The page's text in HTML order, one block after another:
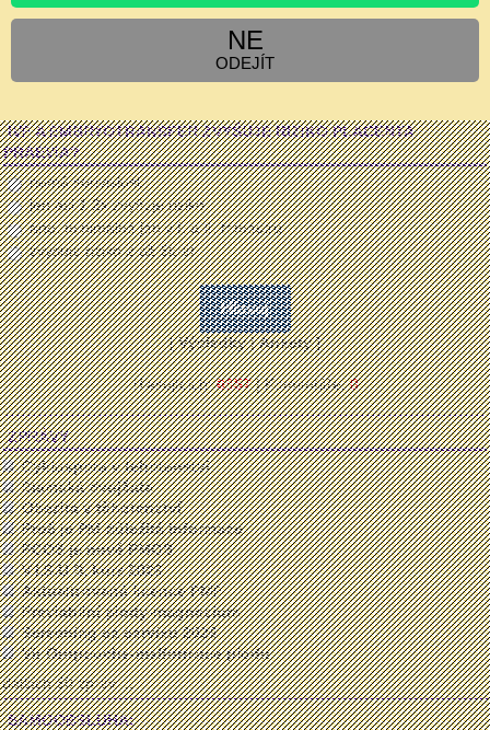
NE
ODEJÍT
ZPRÁVY
Cyklospora v tehotenstvi
Siamská dvojčata
Obezita v těhotenství
Proč je PM důležitá informace
PCOS je nově PMOS
V.I.S.U.S. kurz 2026
Aktualizované licence FMF
Previabilní plody-magnesium
Screening ca cervixu 2026
Vir Oropouche-malformace plodu
dalších 50 zpráv ...
Ultrazvuk a zobrazování v gynekologii a porodnictví 2026 Celostátní
konferenci s mezinárodní účastí ve spolupráci s Fetal Medicine
Foundation (Londýn) Odborný garant: prof. MUDr. Pavel Calda, CSc.
IVF A EMBRYOTRANSFER ZVYŠUJE RIZIKO PLACENTA
PRAEVIA?
nemá souvislost
jen asi 1,2x zvyšuje riziko
ano, minimálně jen v I. a II. trimestru
zvyšuje riziko 2 až 6krát
[Výsledky|Ankety]
Hlasujících:6557| Komentáře:0
SAMOOBSLUHA: